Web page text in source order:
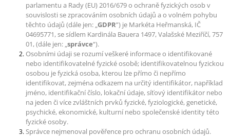
parlamentu a Rady (EU) 2016/679 o ochraně fyzických osob v
souvislosti se zpracováním osobních údajů a o volném pohybu
těchto údajů (dále jen: „GDPR”) je Markéta Heřmanská, IČ
04695771, se sídlem Kardinála Bauera 1497, Valašské Meziříčí, 757
01, (dále jen: „správce“).
Osobními údaji se rozumí veškeré informace o identifikované
nebo identifikovatelné fyzické osobě; identifikovatelnou fyzickou
osobou je fyzická osoba, kterou lze přímo či nepřímo
identifikovat, zejména odkazem na určitý identifikátor, například
jméno, identifikační číslo, lokační údaje, síťový identifikátor nebo
na jeden či více zvláštních prvků fyzické, fyziologické, genetické,
psychické, ekonomické, kulturní nebo společenské identity této
fyzické osoby.
Správce nejmenoval pověřence pro ochranu osobních údajů.
HLEDAT